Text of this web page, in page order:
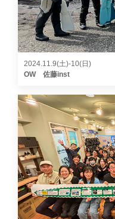
2024.11.9(土)-10(日)
OW 佐藤inst